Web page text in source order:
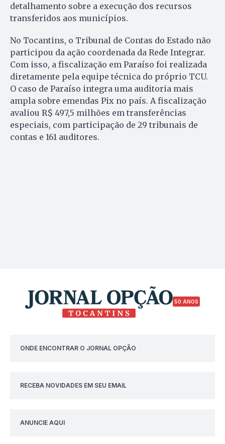
detalhamento sobre a execução dos recursos
transferidos aos municípios.
No Tocantins, o Tribunal de Contas do Estado não
participou da ação coordenada da Rede Integrar.
Com isso, a fiscalização em Paraíso foi realizada
diretamente pela equipe técnica do próprio TCU.
O caso de Paraíso integra uma auditoria mais
ampla sobre emendas Pix no país. A fiscalização
avaliou R$ 497,5 milhões em transferências
especiais, com participação de 29 tribunais de
contas e 161 auditores.
50 ANOS
ONDE ENCONTRAR O JORNAL OPÇÃO
RECEBA NOVIDADES EM SEU EMAIL
ANUNCIE AQUI